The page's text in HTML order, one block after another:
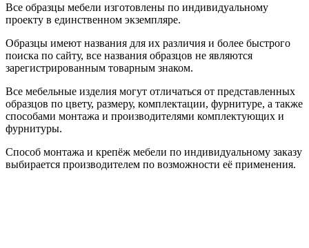
Все образцы мебели изготовлены по индивидуальному
проекту в единственном экземпляре.
Образцы имеют названия для их различия и более быстрого
поиска по сайту, все названия образцов не являются
зарегистрированным товарным знаком.
Все мебельные изделия могут отличаться от представленных
образцов по цвету, размеру, комплектации, фурнитуре, а также
способами монтажа и производителями комплектующих и
фурнитуры.
Способ монтажа и крепёж мебели по индивидуальному заказу
выбирается производителем по возможности её применения.